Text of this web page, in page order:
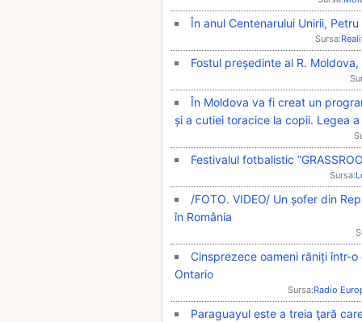
În anul Centenarului Unirii,
Sursa:
Fostul președinte al R.
În Moldova va fi creat un
și a cutiei toracice la copii. Legea
Festivalul fotbalistic
Sursa:
/FOTO. VIDEO/ Un șofer din
în România
Cinsprezece oameni răniți într-
Ontario
Sursa:Radio
Paraguayul este a treia ţară